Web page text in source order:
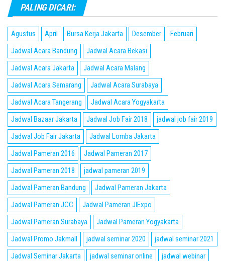
PALING DICARI:
Agustus April Bursa Kerja Jakarta Desember
Februari
Jadwal Acara Bandung
Jadwal Acara Bekasi
Jadwal Acara Jakarta
Jadwal Acara Malang
Jadwal Acara Semarang
Jadwal Acara Surabaya
Jadwal Acara Tangerang
Jadwal Acara Yogyakarta
Jadwal Bazaar Jakarta
Jadwal Job Fair 2018
jadwal job fair 2019
Jadwal Job Fair Jakarta
Jadwal Lomba Jakarta
Jadwal Pameran 2016
Jadwal Pameran 2017
Jadwal Pameran 2018
jadwal pameran 2019
Jadwal Pameran Bandung
Jadwal Pameran Jakarta
Jadwal Pameran JCC
Jadwal Pameran JIExpo
Jadwal Pameran Surabaya
Jadwal Pameran Yogyakarta
Jadwal Promo Jakmall
jadwal seminar 2020
jadwal seminar 2021
Jadwal Seminar Jakarta
jadwal seminar online
jadwal webinar